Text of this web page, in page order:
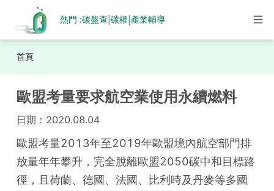
熱門 :碳盤查 碳權| 產業輔導
首頁
歐盟考量要求航空業使用永續燃料
日期： 2020.08.04
歐盟考量2013年至2019年歐盟境內航空部門排
放量年年攀升，完全脫離歐盟2050碳中和目標路
徑，且荷蘭、德國、法國、比利時及丹麥等多國